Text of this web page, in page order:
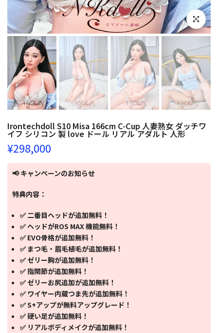
クリックし
Irontechdoll S10 Misa 166cm C-Cup 人妻熟女 ダッチワ
イフ シリコン 製 love ドール リアル アダルト 人形
¥298,000
📢 キャンペーンのお知らせ
特典内容：
✅ 二番目ヘッドが追加無料！
✅ ヘッドがROS MAX 機能無料！
✅ EVO骨格が追加無料！
✅ まつ毛・眉毛植毛が追加無料！
✅ ゼリー胸が追加無料！
✅ 指関節が追加無料！
✅ ゼリーお尻追加が追加無料！
✅ ワイヤー内蔵つま先が追加無料！
✅ S+アップが無料アップグレード！
✅ 硬い足が追加無料！
✅ リアルボディメイクが追加無料！